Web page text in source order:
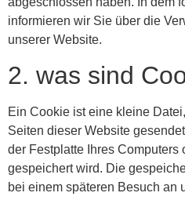
informieren wir Sie über die
unserer Website.
2. was sind
Ein Cookie ist eine kleine
Seiten dieser Website
der Festplatte Ihres Computers
gespeichert wird. Die
bei einem späteren Besuch an